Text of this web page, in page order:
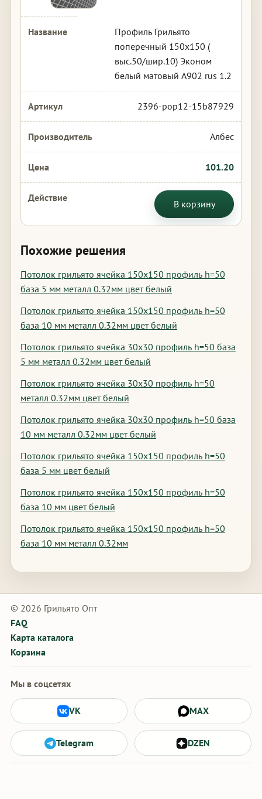
Профиль Грильято
поперечный 150х150 (
выс.50/шир.10) Эконом
белый матовый А902 rus 1.2
2396-pop12-15b87929
Албес
101.20
В корзину
Похожие решения
Потолок грильято ячейка 150х150 профиль h=50
база 5 мм металл 0.32мм цвет белый
Потолок грильято ячейка 150х150 профиль h=50
база 10 мм металл 0.32мм цвет белый
Потолок грильято ячейка 30х30 профиль h=50 база
5 мм металл 0.32мм цвет белый
Потолок грильято ячейка 30х30 профиль h=50
металл 0.32мм цвет белый
Потолок грильято ячейка 30х30 профиль h=50 база
10 мм металл 0.32мм цвет белый
Потолок грильято ячейка 150х150 профиль h=50
база 5 мм цвет белый
Потолок грильято ячейка 150х150 профиль h=50
база 10 мм цвет белый
Потолок грильято ячейка 150х150 профиль h=50
база 10 мм металл 0.32мм
© 2026 Грильято Опт
FAQ
Карта каталога
Корзина
Мы в соцсетях
VK MAX
Telegram DZEN